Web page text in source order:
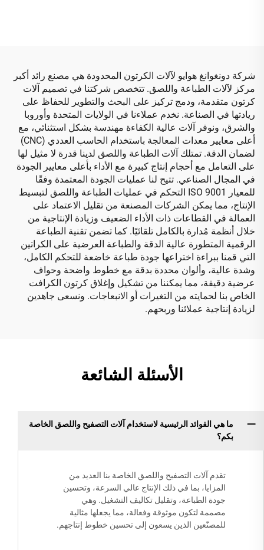
شركة دونغوانغ هوايو لآلات الكرتون المحدودة هي مصنع رائد أكبر
مركز لآلات الطباعة واللصق. تتخصص شركتنا في تصميم آلات
كرتون متقدمة، ودمج تركيز على البحث والتطوير للحفاظ على
ريادتها في الصناعة. نخدم عملاءنا في الولايات المتحدة وأوروبا
والشرق، ونوفر آلات عالية الكفاءة مهندسة بشكل استثنائي، مع
أعلى معايير معدات المعالجة باستخدام الحاسب العددي (CNC)
لضمان الدقة. تمتلك آلات الطباعة واللصق لدينا قدرة لا مثيل لها
على التعامل مع أحجام إنتاج كبيرة مع الأداء بأعلى معايير الجودة
في المجال الصناعي. تتيح لنا عمليات الجودة المعتمدة وفقًا
للمعيار ISO 9001 التحكم في عمليات الطباعة واللصق لتبسيط
الإنتاج، مما يمكن الشركات المصنعة من تقليل الاعتماد على
العمالة في القطاعات ذات الأداء الضعيف وزيادة الإنتاجية من
خلال أنظمة مُدارة بالكامل تلقائيًا. كما تضمن تقنية الطباعة
الرقمية المتطورة عالية الدقة والطباعة العرضية على الكراتين
التي قمنا ببراءة اختراعها جودة طباعة خاضعة للتحكم الكامل،
وشدة عالية، وألوان محددة بدقة مع خطوط واضحة وحواف
عرضية دقيقة، مما يمكننا من تشكيل وإغلاق كرتون الكرافت
الخاص بنا لحمايته من التغيرات أو الانبعاجات. ونسعى جاهدين
لزيادة إنتاجية عملائنا وربحهم.
الأسئلة الشائعة
ما هي الفوائد الرئيسية لاستخدام آلات التصفيح واللصق الخاصة
بكم؟
تقدم آلات التصفيح واللصق الخاصة بنا العديد من
المزايا، بما في ذلك الإنتاج عالي السرعة، وتحسين
جودة الطباعة، وتقليل تكاليف التشغيل. وهي
مصممة لتكون موثوقة وفعالة، مما يجعلها مثالية
للمصنّعين الذين يسعون إلى تحسين خطوط إنتاجهم.